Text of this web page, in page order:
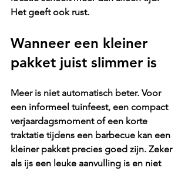
Het geeft ook rust.
Wanneer een kleiner
pakket juist slimmer is
Meer is niet automatisch beter. Voor
een informeel tuinfeest, een compact
verjaardagsmoment of een korte
traktatie tijdens een barbecue kan een
kleiner pakket precies goed zijn. Zeker
als ijs een leuke aanvulling is en niet